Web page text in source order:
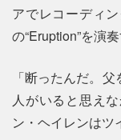
アでレコーディ
の“Eruption”を演
「断ったんだ。
人がいると思え
ン・ヘイレンはツ